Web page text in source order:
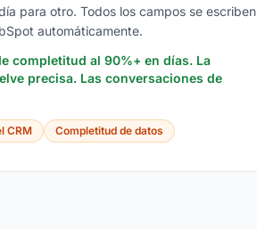
para otro. Todos los campos se escriben
automáticamente.
completitud al 90%+ en días. La
precisa. Las conversaciones de
CRM Completitud de datos